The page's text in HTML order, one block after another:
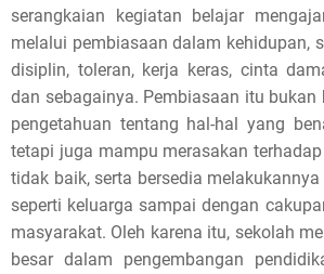
serangkaian kegiatan belajar
melalui pembiasaan dalam kehidupan,
disiplin, toleran, kerja keras, cinta
dan sebagainya. Pembiasaan itu bukan
pengetahuan tentang hal-hal yang
tetapi juga mampu merasakan
tidak baik, serta bersedia
seperti keluarga sampai dengan
masyarakat. Oleh karena itu, sekolah
besar dalam pengembangan